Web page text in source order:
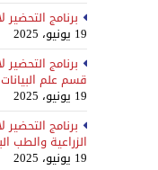
برنامج
19 يونيو، 2025
برنامج
قسم علم البيانات
19 يونيو، 2025
برنامج
الزراعية والطب
19 يونيو، 2025